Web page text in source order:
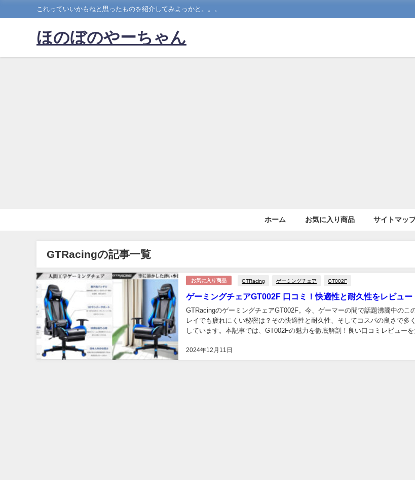
これっていいかもねと思ったものを紹介してみよっかと。。。
ほのぼのやーちゃん
ホーム お気に入り商品 サイトマッ
GTRacingの記事一覧
お気に入り商品 GTRacing ゲーミングチェア GT002F
ゲーミングチェアGT002F 口コミ！快適性と耐久性をレビュー
2024年12月11日
GTRacingのゲーミングチェアGT002F。今、ゲーマーの間で話題沸騰中のこ
レイでも疲れにくい秘密は？その快適性と耐久性、そしてコスパの良さで多
しています。本記事では、GT002Fの魅力を徹底解剖！良い口コミレビュー